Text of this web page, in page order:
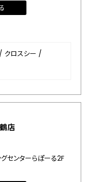
/ クロスシー /
店
センターらぽーる2F